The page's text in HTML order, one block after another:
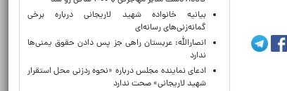
بیانیه خانواده شهید لاریجانی درباره برخی
گمانه‌زنی‌های رسانه‌ای
انصارالله: عربستان راهی جز پس دادن حقوق یمنی‌ها
ندارد
ادعای نماینده مجلس درباره «نحوه ردزنی محل استقرار
شهید لاریجانی» صحت ندارد